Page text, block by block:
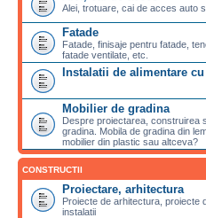
Alei, trotuare, cai de acces auto
Fatade
Fatade, finisaje pentru fatade,
fatade ventilate, etc.
Instalatii de alimentare cu
Mobilier de gradina
Despre proiectarea, construirea
gradina. Mobila de gradina din
mobilier din plastic sau altceva?
CONSTRUCTII
Proiectare, arhitectura
Proiecte de arhitectura, proiecte
instalatii